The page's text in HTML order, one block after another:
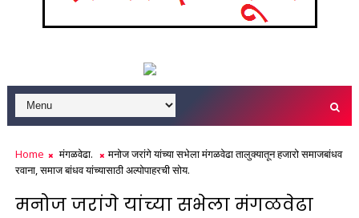
Home मंगळवेढा.
मनोज जरांगे यांच्या सभेला मंगळवेढा तालुक्यातून हजारो समाजबांधव
रवाना, समाज बांधव यांच्यासाठी अल्पोपाहरची सोय.
मनोज जरांगे यांच्या सभेला मंगळवेढा